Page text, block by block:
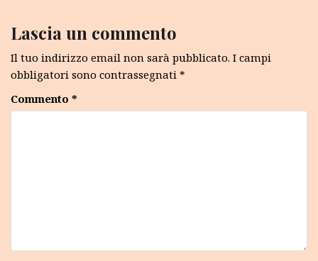
Lascia un commento
Il tuo indirizzo email non sarà pubblicato. I campi
obbligatori sono contrassegnati *
Commento *